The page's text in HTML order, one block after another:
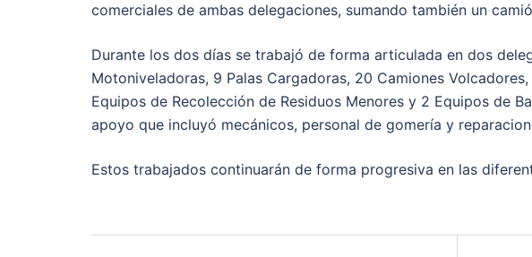
comerciales de ambas delegaciones, sumando también un
Durante los dos días se trabajó de forma articulada en dos
Motoniveladoras, 9 Palas Cargadoras, 20 Camiones
Equipos de Recolección de Residuos Menores y 2 Equipos de
apoyo que incluyó mecánicos, personal de gomería y
Estos trabajados continuarán de forma progresiva en las